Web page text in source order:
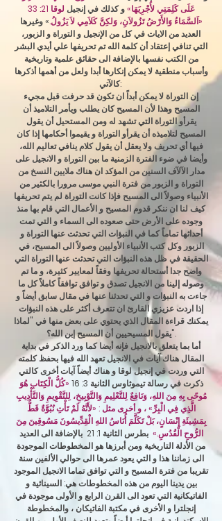
عَلَى كَلِمَتِي لأُجْرِيَهَا» و كذلك في إنجيل لوقا 21: 33
«اَلسَّمَاءُ وَالأَرْضُ تَزُولاَنِ، وَلكِنَّ كَلاَمِي لاَ يَزُولُ.»وغيرها
العديد من الايات في كل من الإنجيل و التوراة و الزبور،
التي تنافي إعتقاد أن كلمة الله تم تحريفها علي أيدي البشر
من الكتب نفسها بالإضافة الى حقائق علمية وتاريخية
وأسباب منطقية لا يمكن إنكارها أبدا ولعل من أهمها أذكرها
كالآتي:
إن التوراة لا يمكن أبداً ان تكون قد حرفت قبل مجيء
المسيح وهذا لأن المسيح كان يطلب ويأمر التلاميذ أن
يقرأو التوراة التي تشهد له ومن المستحيل أن يقول
المسيح لتلاميذه أن يقرأو التوراة و يقيموا أحكامها إذا كان
فيها أي تحريف ولا يعقل أن يقول كلام ينافي تعاليم الله،
وأيضا في ضوء الفترة الزمنية ما بين التوراة و الانجيل على
مدار الآلآف السنين من المؤكد ان هناك ملايين النسخ من
التوراة و الزبور من فترة النبي موسى مرورا بالكثير من
الأنبياء وصولاً الى المسيح فإذا كانت التوراة لم يتم تحريفها
كيف لنا ان ننكر قدوم المسيح و الأعمال التي قام بها منذ
وجوده على الأرض حتى صعوده الى السماء و التي تمت
أحداثها تماماً كما في النبؤات التي تحدثت عنها التوراة و
الزبور وكل كتب الأنبياء الأوليين وصولاً الى المسيح، في
الحقيقة في ظل هذه النبؤات التي تحدثت عنها التوراة التي
واضح جدا أستحالة تحريفها وفقاً لمعايير كثيرة، و ما تم
وصوله إلينا من الانجيل تصدق و توافق توافقاً كاملاً كل ما
جاءت به النبؤات و التي تحدثنا عنها في مقال سابق أيضاً و
إذا اردت عزيزي القارئ ان تتعرف أكثر على هذه النبؤات
يمكنك قراءة المقال الذي يحتوي على بعض منها في "لماذا
يقول المسيحيين أن المسيح إبن الله؟".
أما بما يتعلق بالانجيل فإنه أيضا كما ورد الذكر في بداية
المقال هناك آيات في الانجيل تعهد الله فيها بحفظ كلمته
التي وردت في إنجيل لوقا و هناك أيضاً آيات أخرى كالتي
ذكرت في رسالة تيموثاوس الثانية 3: 16
«كُلُّ الْكِتَابِ هُوَ
مُوحًى بِهِ مِنَ اللهِ، وَنَافِعٌ لِلتَّعْلِيمِ وَالتَّوْبِيخِ، لِلتَّقْوِيمِ وَالتَّأْدِيبِ
الَّذِي فِي الْبِرِّ» ، و أخرى مثل : «لأَنَّهُ لَمْ تَأْتِ نُبُوَّةٌ قَطُّ
بِمَشِيئَةِ إِنْسَانٍ، بَلْ تَكَلَّمَ أُنَاسُ اللهِ الْقِدِّيسُونَ مَسُوقِينَ مِنَ
الرُّوحِ الْقُدُسِ.» بطرس الثانية 1: 21
بالإضافة الى العديد
من الأدلة التاريخية ومن أبرزها هو المخطوطات الموجودة
الى زماننا هذا و التي يعود عمرها الى حوالي الألفين سنة
تقريبا من فترة المسيح و التي توافق تماما الانجيل الموجود
بين يدينا اليوم من هذه المخطوطات هي: السينائية و
الفاتيكانية التي تعود الى القرن الرابع و الأولى موجودة في
إنجلترا و الأخرى في مكتبة الفاتيكان ، والمخطوطة